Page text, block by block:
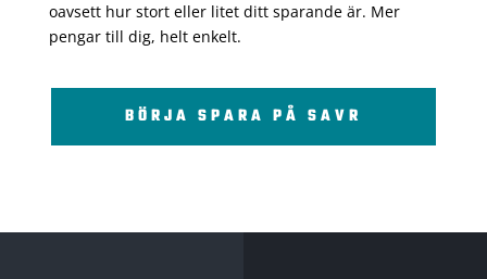
oavsett hur stort eller litet ditt sparande är. Mer
pengar till dig, helt enkelt.
BÖRJA SPARA PÅ SAVR